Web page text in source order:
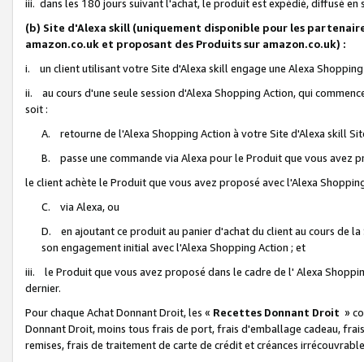
iii. dans les 180 jours suivant l'achat, le produit est expédié, diffusé
(b) Site d'Alexa skill (uniquement disponible pour les
amazon.co.uk et proposant des Produits sur amazon.co.uk) :
i. un client utilisant votre Site d'Alexa skill engage une Alexa
ii. au cours d'une seule session d'Alexa Shopping Action, qui
soit :
A. retourne de l'Alexa Shopping Action à votre Site d'Alexa skill
B. passe une commande via Alexa pour le Produit que vous avez
le client achète le Produit que vous avez proposé avec l'Alexa
C. via Alexa, ou
D. en ajoutant ce produit au panier d'achat du client au cours de
son engagement initial avec l'Alexa Shopping Action ; et
iii. le Produit que vous avez proposé dans le cadre de l' Alexa
dernier.
Pour chaque Achat Donnant Droit, les « Recettes Donnant Droit »
Donnant Droit, moins tous frais de port, frais d'emballage cadeau,
remises, frais de traitement de carte de crédit et créances